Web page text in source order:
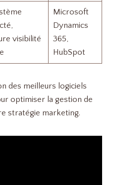
visibilité
Microsoft
Dynamics
365,
HubSpot